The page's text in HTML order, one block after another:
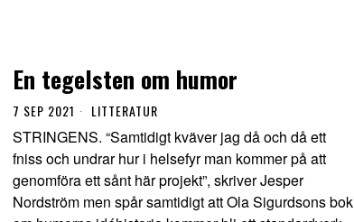
En tegelsten om humor
7 SEP 2021 LITTERATUR
STRINGENS. “Samtidigt kväver jag då och då ett
fniss och undrar hur i helsefyr man kommer på att
genomföra ett sånt här projekt”, skriver Jesper
Nordström men spår samtidigt att Ola Sigurdsons bok